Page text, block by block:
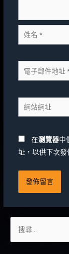
在瀏覽器中
址，以供下次發